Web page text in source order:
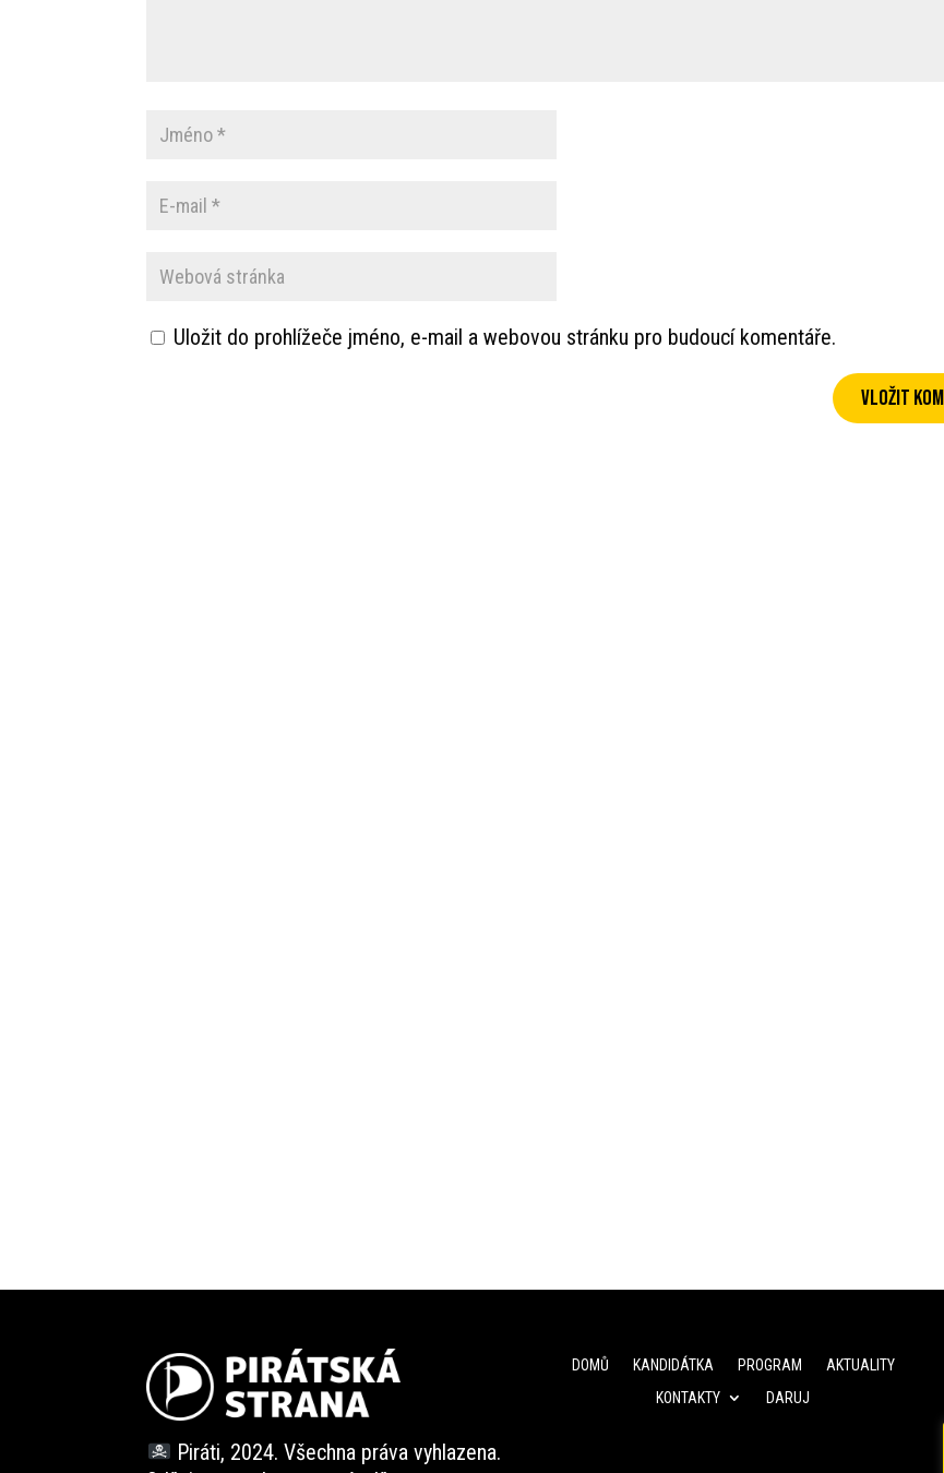
Uložit do prohlížeče jméno, e-mail a webovou stránku pro budoucí komentáře.
Piráti, 2024. Všechna práva vyhlazena.
DOMŮ KANDIDÁTKA PROGRAM
AKTUALITY
KONTAKTY
DARUJ